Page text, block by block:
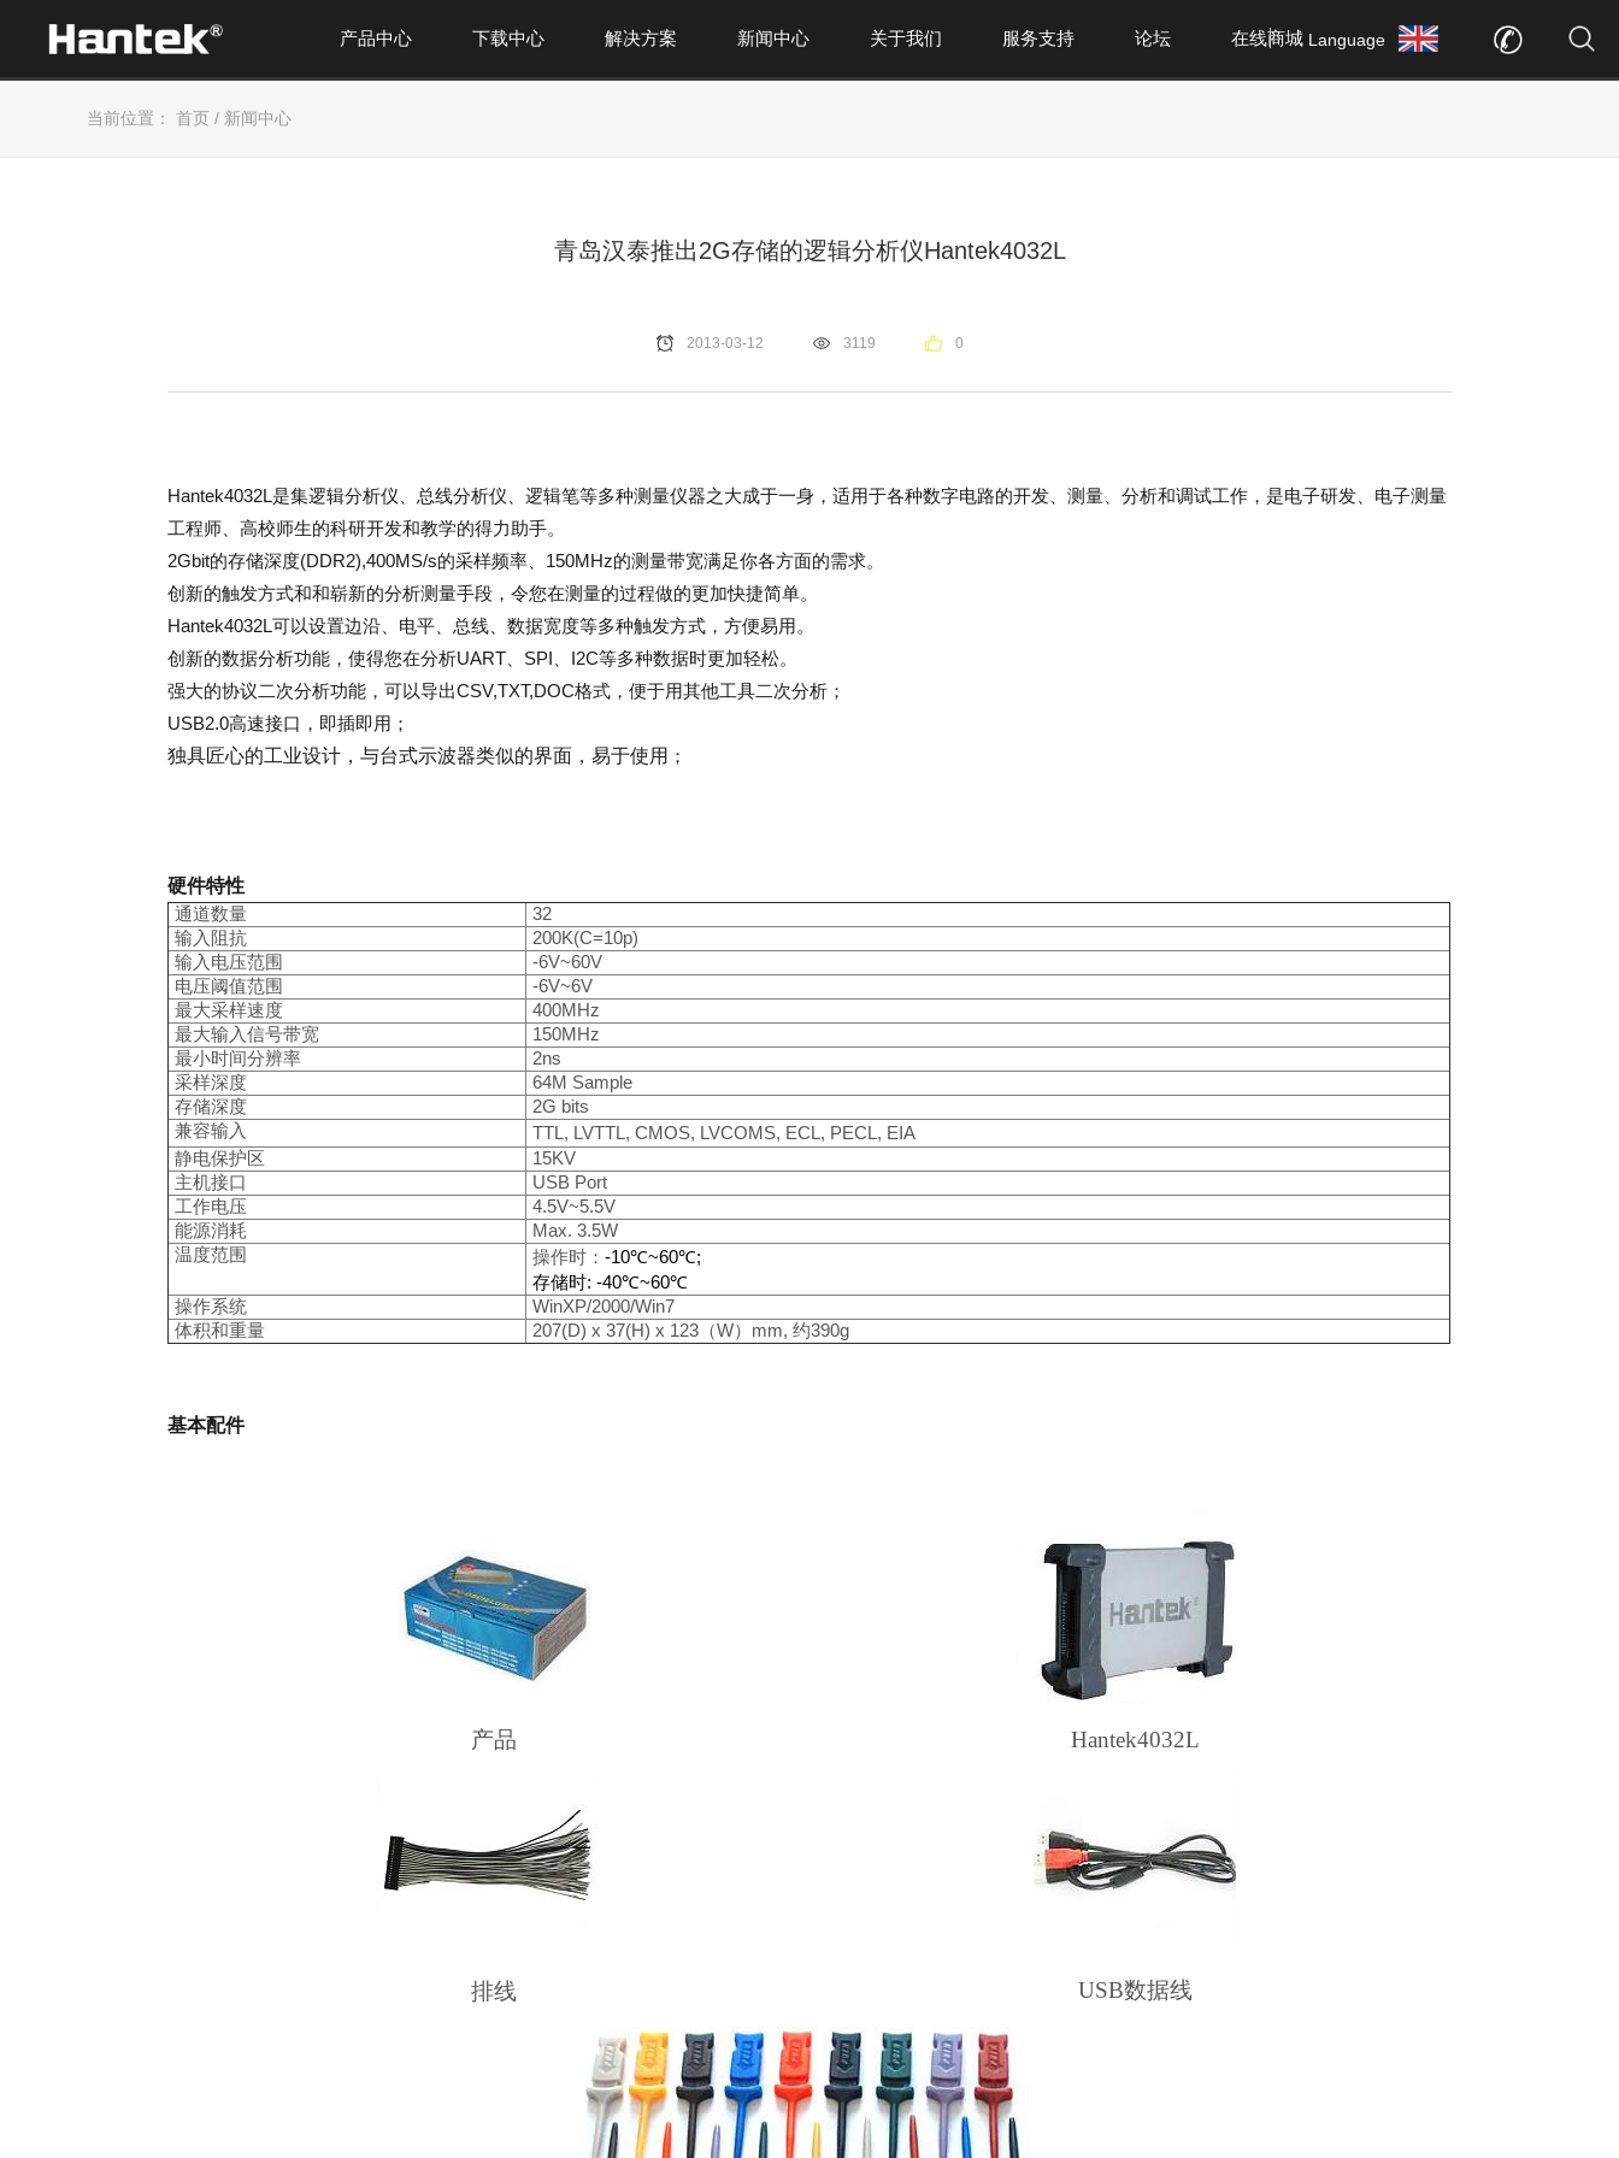
在线商城
论坛
服务支持
关于我们
新闻中心
解决方案
下载中心
产品中心 Language
当前位置： 首页 / 新闻中心
青岛汉泰推出2G存储的逻辑分析仪Hantek4032L
2013-03-12 3119 0
Hantek4032L是集逻辑分析仪、总线分析仪、逻辑笔等多种测量仪器之大成于一身，适用于各种数字电路的开发、测量、分析和调试工作，是电子研发、电子测量
工程师、高校师生的科研开发和教学的得力助手。
2Gbit的存储深度(DDR2),400MS/s的采样频率、 150MHz的测量带宽满足你各方面的需求。
创新的触发方式和和崭新的分析测量手段，令您在测量的过程做的更加快捷简单。
Hantek4032L可以设置边沿、电平、总线、数据宽度等多种触发方式，方便易用。
创新的数据分析功能，使得您在分析UART SPI I2C等多种数据时更加轻松。
强大的协议二次分析功能，可以导出CSV,TXT,DOC格式，便于用其他工具二次分析；
USB2.0高速接口，即插即用；
独具匠心的工业设计，与台式示波器类似的界面，易于使用 ；
硬件特性
通道数量
32
输入阻抗
200K(C=10p)
输入电压范围
-6V~60V
电压阈值范围
-6V~6V
最大采样速度
400MHz
最大输入信号带宽
150MHz
最小时间分辨率
2ns
采样深度
64M Sample
存储深度
2G bits
兼容输入
TTL, LVTTL, CMOS, LVCOMS, ECL, PECL, EIA
静电保护区
15KV
主机接口
USB Port
工作电压
4.5V~5.5V
能源消耗
Max. 3.5W
温度范围
操作时：-10℃~60℃;
存储时:-40℃~60℃
操作系统
WinXP/2000/Win7
体积和重量
207(D) x 37(H) x 123 （W） mm,约390g
基本配件
产品 Hantek4032L
排线 USB数据线